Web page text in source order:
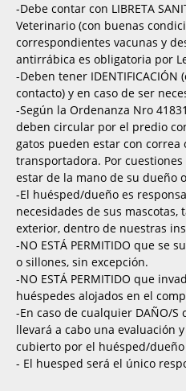
-Debe contar con LIBRETA
Veterinario (con buenas
correspondientes vacunas y
antirrábica es obligatoria por
-Deben tener
contacto) y en caso de ser
-Según la Ordenanza Nro
deben circular por el predio
gatos pueden estar con
transportadora. Por
estar de la mano de su dueño
-El huésped/dueño es
necesidades de sus
exterior, dentro de nuestras
-NO ESTÁ PERMITIDO que se
o sillones, sin excepción.
-NO ESTÁ PERMITIDO que
huéspedes alojados en el
-En caso de cualquier DAÑO/S
llevará a cabo una evaluación
cubierto por el huésped/dueño
- El huesped será el único